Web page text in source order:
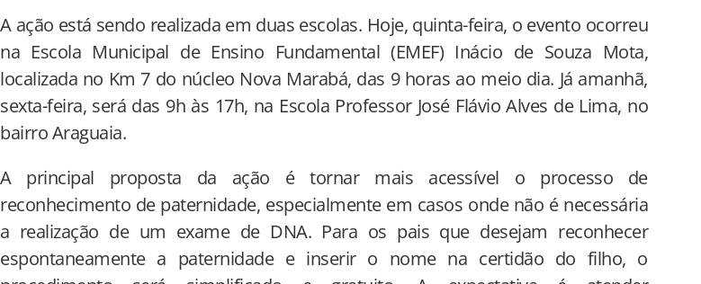
A ação está sendo realizada em duas escolas. Hoje, quinta-feira, o evento ocorreu
na Escola Municipal de Ensino Fundamental (EMEF) Inácio de Souza Mota,
localizada no Km 7 do núcleo Nova Marabá, das 9 horas ao meio dia. Já amanhã,
sexta-feira, será das 9h às 17h, na Escola Professor José Flávio Alves de Lima, no
bairro Araguaia.
A principal proposta da ação é tornar mais acessível o processo de
reconhecimento de paternidade, especialmente em casos onde não é necessária
a realização de um exame de DNA. Para os pais que desejam reconhecer
espontaneamente a paternidade e inserir o nome na certidão do filho, o